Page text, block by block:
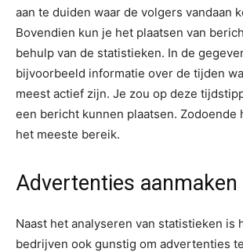
aan te duiden waar de volgers vandaan
Bovendien kun je het plaatsen van
behulp van de statistieken. In de
bijvoorbeeld informatie over de tijden
meest actief zijn. Je zou op deze
een bericht kunnen plaatsen. Zodoende
het meeste bereik.
Advertenties aanmaken
Naast het analyseren van statistieken is
bedrijven ook gunstig om advertenties